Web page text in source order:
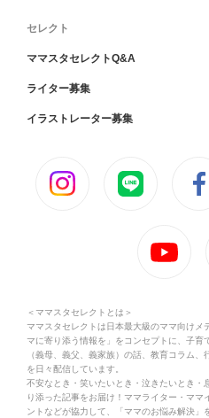
セレクト
ママスタセレクトQ&A
ライター募集
イラストレーター募集
＜ママスタセレクトとは＞
ママスタセレクトは日本最大級のママ向けメ
マに寄り添う情報を」をコンセプトに、子育
（義母、義父、義家族）の話、教育コラム
を日々配信しています。
不安なとき・笑いたいとき・泣きたいとき・
り添った記事をお届け！ママライター・マ
ントなどが協力して、「ママのお悩み解決」